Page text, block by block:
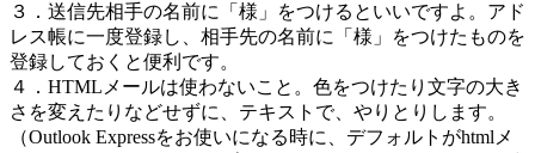
３．送信先相手の名前に「様」をつけるといいですよ。アド
レス帳に一度登録し、相手先の名前に「様」をつけたものを
登録しておくと便利です。
４．HTMLメールは使わないこと。色をつけたり文字の大き
さを変えたりなどせずに、テキストで、やりとりします。
（Outlook Expressをお使いになる時に、デフォルトがhtmlメ